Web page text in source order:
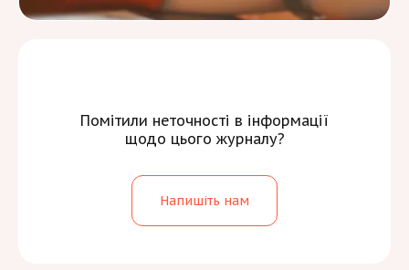
Помітили неточності в інформації
щодо цього журналу?
Напишіть нам